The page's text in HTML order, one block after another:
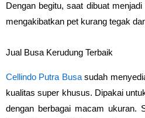
Dengan begitu, saat dibuat
mengakibatkan pet kurang tegak
Jual Busa Kerudung Terbaik
Cellindo Putra Busasudah
kualitas super khusus. Dipakai
dengan berbagai macam ukuran.